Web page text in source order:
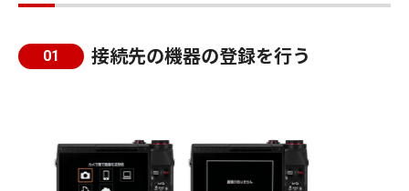
01 接続先の機器の登録を行う